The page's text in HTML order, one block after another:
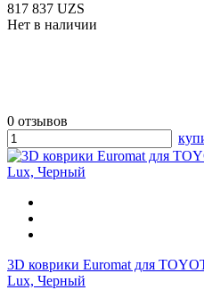
817 837 UZS
Нет в наличии
0 отзывов
3D коврики Euromat для
Lux, Черный